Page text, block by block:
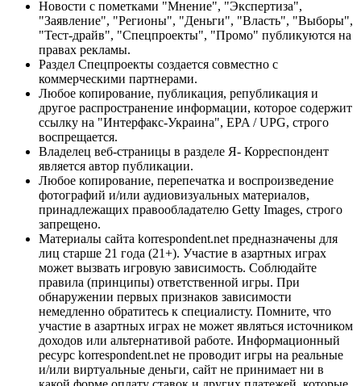
Новости с пометками "Мнение", "Экспертиза",
"Заявление", "Регионы", "Деньги", "Власть", "Выборы",
"Тест-драйв", "Спецпроекты", "Промо" публикуются на
правах рекламы.
Раздел Спецпроекты создается совместно с
коммерческими партнерами.
Любое копирование, публикация, републикация и
другое распространение информации, которое содержит
ссылку на "Интерфакс-Украина", EPA / UPG, строго
воспрещается.
Владелец веб-страницы в разделе Я- Корреспондент
является автор публикации.
Любое копирование, перепечатка и воспроизведение
фотографий и/или аудиовизуальных материалов,
принадлежащих правообладателю Getty Images, строго
запрещено.
Материалы сайта korrespondent.net предназначены для
лиц старше 21 года (21+). Участие в азартных играх
может вызвать игровую зависимость. Соблюдайте
правила (принципы) ответственной игры. При
обнаружении первых признаков зависимости
немедленно обратитесь к специалисту. Помните, что
участие в азартных играх не может являться источником
доходов или альтернативой работе. Информационный
ресурс korrespondent.net не проводит игры на реальные
и/или виртуальные деньги, сайт не принимает ни в